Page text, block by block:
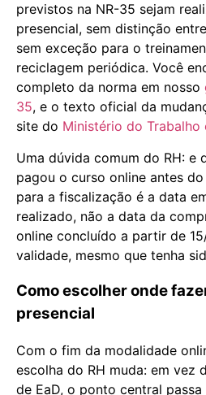
previstos na NR-35 sejam
presencial, sem distinção
sem exceção para o
reciclagem periódica. Você
completo da norma em nosso
35, e o texto oficial da
site do Ministério do Trabalho
Uma dúvida comum do RH: e
pagou o curso online antes
para a fiscalização é a data
realizado, não a data da
online concluído a partir de
validade, mesmo que tenha
Como escolher onde
presencial
Com o fim da modalidade
escolha do RH muda: em vez
de EaD, o ponto central